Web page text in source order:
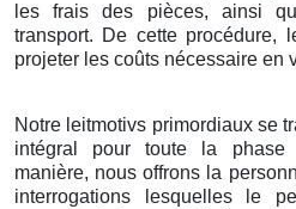
les frais des pièces, ainsi
transport. De cette procédure,
projeter les coûts nécessaire en
Notre leitmotivs primordiaux se
intégral pour toute la phase
manière, nous offrons la
interrogations lesquelles le